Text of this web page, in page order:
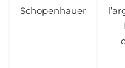
Schopenhauer